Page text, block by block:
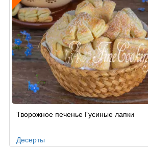
по
Творожное печенье Гусиные лапки
Десерты